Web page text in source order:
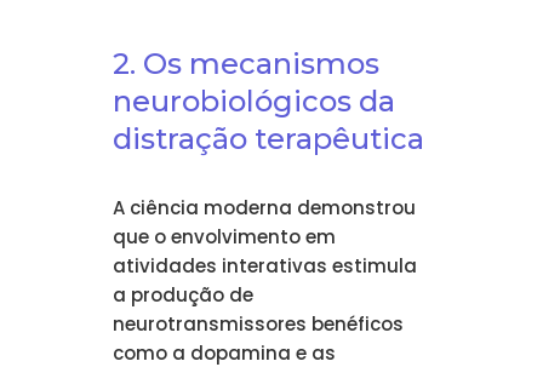
2. Os mecanismos
neurobiológicos da
distração terapêutica
A ciência moderna demonstrou
que o envolvimento em
atividades interativas estimula
a produção de
neurotransmissores benéficos
como a dopamina e as